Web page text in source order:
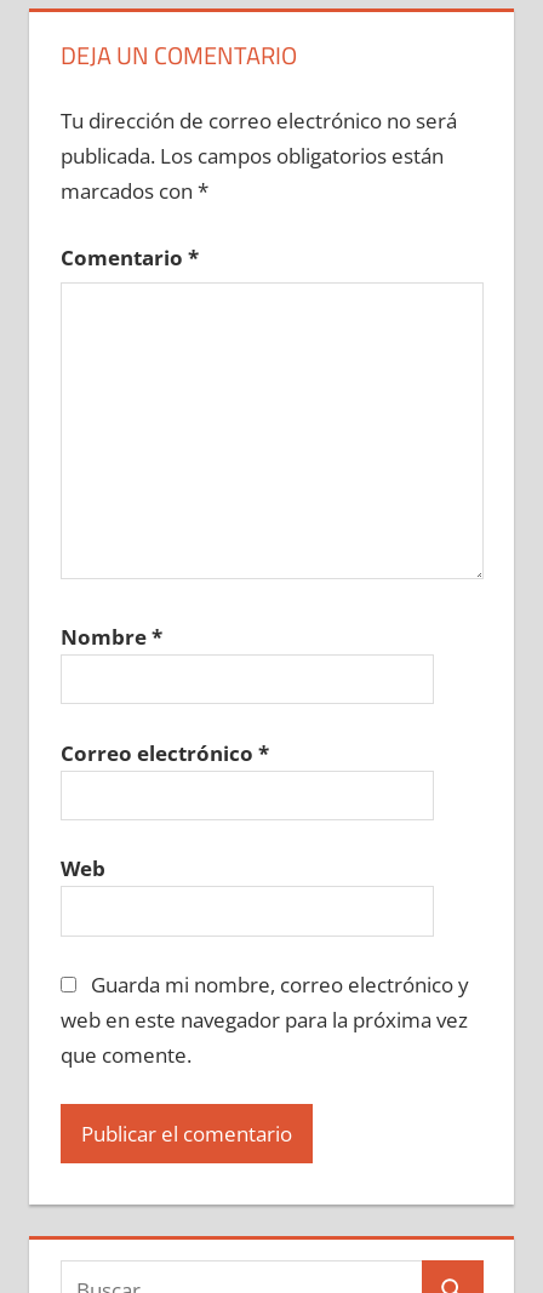
DEJA UN COMENTARIO
Tu dirección de correo electrónico no será
publicada. Los campos obligatorios están
marcados con *
Comentario *
Nombre*
Correo electrónico *
Web
Guarda mi nombre, correo electrónico y
web en este navegador para la próxima vez
que comente.